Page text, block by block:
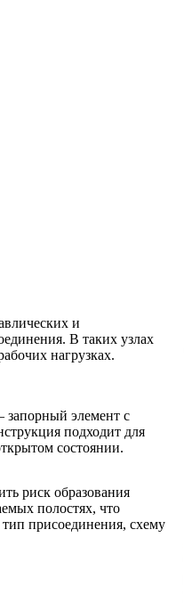
риск образования
полостях, что
присоединения, схему
запорный элемент с
подходит для
состоянии.
и
В таких узлах
нагрузках.